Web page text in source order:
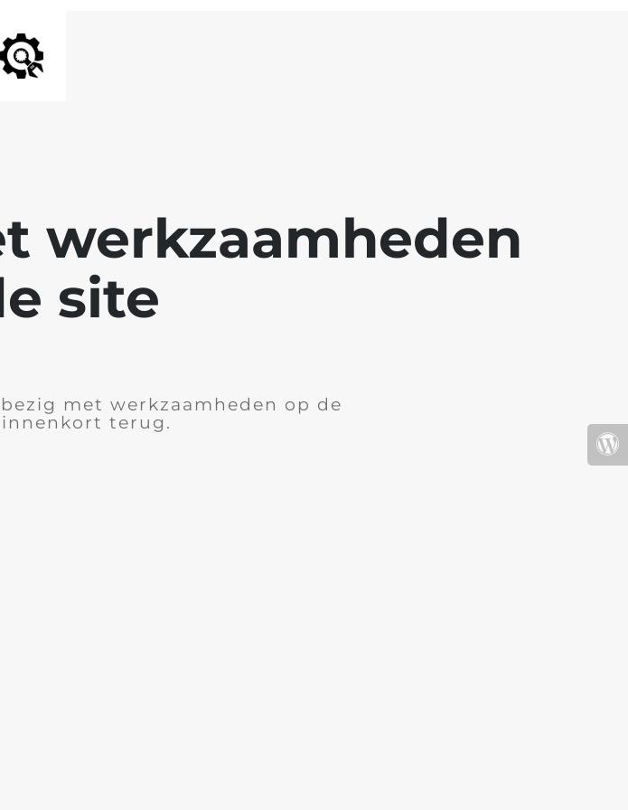
werkzaamheden
site
met werkzaamheden op de
terug.